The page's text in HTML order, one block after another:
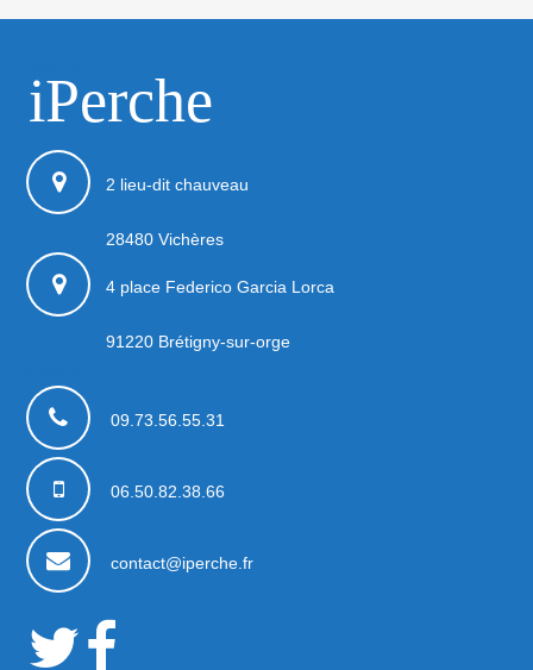
iPerche
2 lieu-dit chauveau
28480 Vichères
4 place Federico Garcia Lorca
91220 Brétigny-sur-orge
09.73.56.55.31
06.50.82.38.66
contact@iperche.fr